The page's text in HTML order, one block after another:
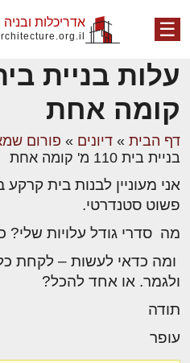
☰ אדריכלות
קומה אחת
דף הבית » דיונים » פורום
בניית בית 110 מ' קומה אחת
פשוט סטנדרטי.
מה סדרי גודל עלויות שלי?
ומה כדאי לעשות – לקחת
ולגמר. או אחד להכל?
תודה
עופר